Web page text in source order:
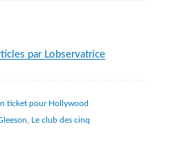
par Lobservatrice
ticket pour Hollywood
Le club des cinq